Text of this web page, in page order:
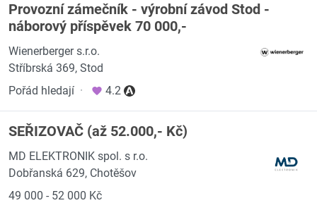
Provozní zámečník - výrobní závod Stod -
náborový příspěvek 70 000,-
Wienerberger s.r.o.
Stříbrská 369, Stod
Pořád hledají · 4.2
SEŘIZOVAČ (až 52.000,- Kč)
MD ELEKTRONIK spol. s r.o.
Dobřanská 629, Chotěšov
49 000 - 52 000 Kč